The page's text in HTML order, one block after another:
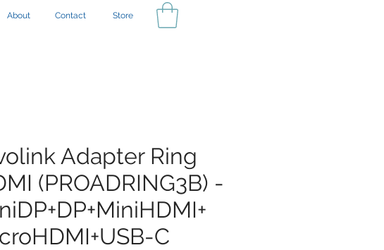
About Contact Store
Adapter Ring
(PROADRING3B) -
C